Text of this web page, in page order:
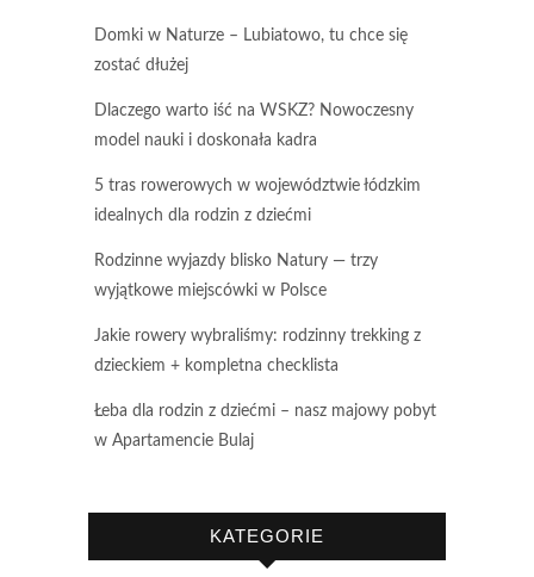
Domki w Naturze – Lubiatowo, tu chce się
zostać dłużej
Dlaczego warto iść na WSKZ? Nowoczesny
model nauki i doskonała kadra
5 tras rowerowych w województwie łódzkim
idealnych dla rodzin z dziećmi
Rodzinne wyjazdy blisko Natury — trzy
wyjątkowe miejscówki w Polsce
Jakie rowery wybraliśmy: rodzinny trekking z
dzieckiem + kompletna checklista
Łeba dla rodzin z dziećmi – nasz majowy pobyt
w Apartamencie Bulaj
KATEGORIE